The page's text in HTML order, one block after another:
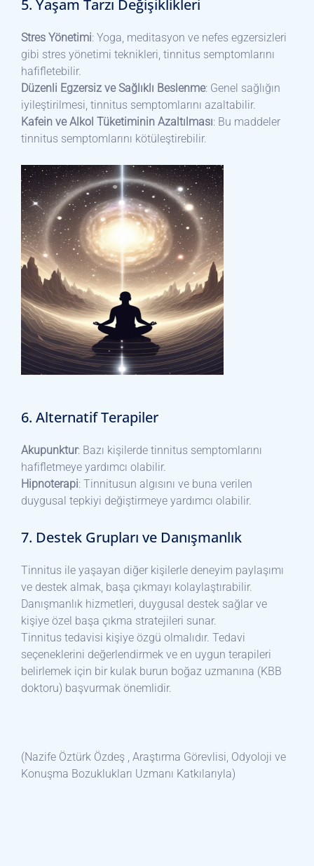
5. Yaşam Tarzı Değişiklikleri
Stres Yönetimi: Yoga, meditasyon ve nefes egzersizleri
gibi stres yönetimi teknikleri, tinnitus semptomlarını
hafifletebilir.
Düzenli Egzersiz ve Sağlıklı Beslenme: Genel sağlığın
iyileştirilmesi, tinnitus semptomlarını azaltabilir.
Kafein ve Alkol Tüketiminin Azaltılması: Bu maddeler
tinnitus semptomlarını kötüleştirebilir.
6. Alternatif Terapiler
Akupunktur: Bazı kişilerde tinnitus semptomlarını
hafifletmeye yardımcı olabilir.
Hipnoterapi: Tinnitusun algısını ve buna verilen
duygusal tepkiyi değiştirmeye yardımcı olabilir.
7. Destek Grupları ve Danışmanlık
Tinnitus ile yaşayan diğer kişilerle deneyim paylaşımı
ve destek almak, başa çıkmayı kolaylaştırabilir.
Danışmanlık hizmetleri, duygusal destek sağlar ve
kişiye özel başa çıkma stratejileri sunar.
Tinnitus tedavisi kişiye özgü olmalıdır. Tedavi
seçeneklerini değerlendirmek ve en uygun terapileri
belirlemek için bir kulak burun boğaz uzmanına (KBB
doktoru) başvurmak önemlidir.
(Nazife Öztürk Özdeş , Araştırma Görevlisi, Odyoloji ve
Konuşma Bozuklukları Uzmanı Katkılarıyla)